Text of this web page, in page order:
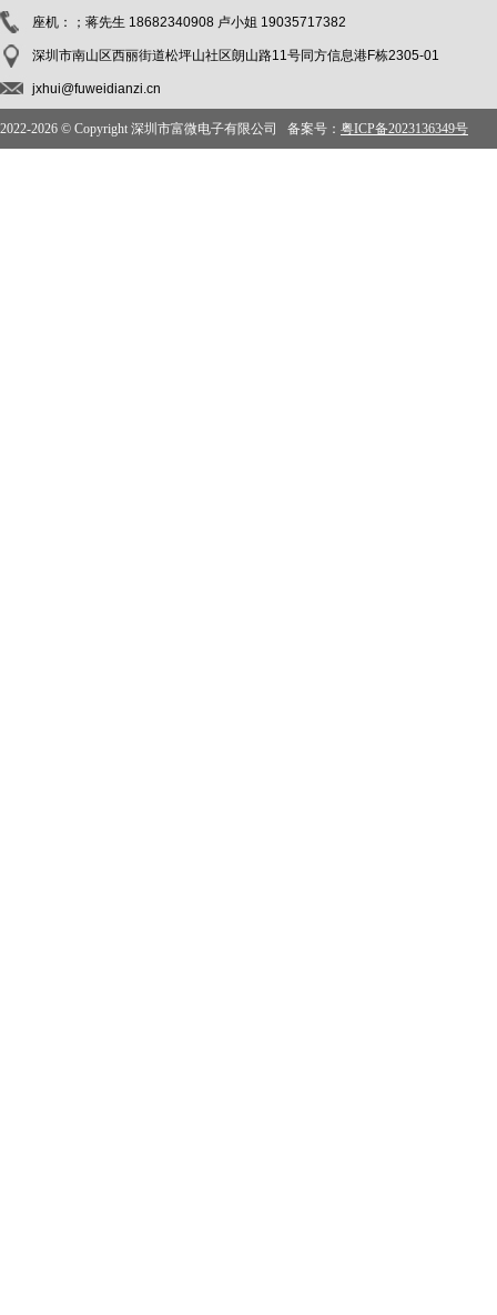
座机：；蒋先生 18682340908 卢小姐 19035717382
深圳市南山区西丽街道松坪山社区朗山路11号同方信息港F栋2305-01
jxhui@fuweidianzi.cn
2022-2026 © Copyright 深圳市富微电子有限公司 备案号： 粤ICP备2023136349号